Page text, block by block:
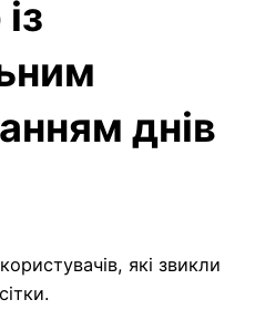
днів
які звикли